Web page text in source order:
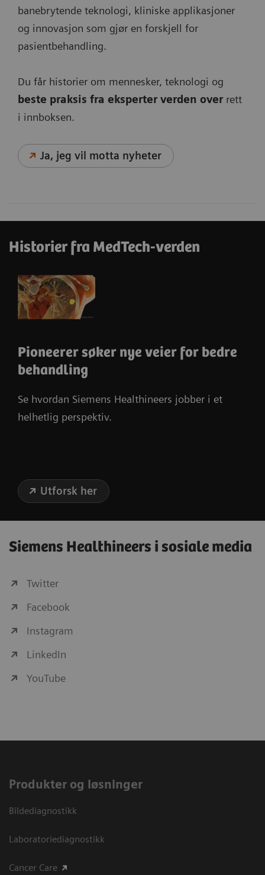
banebrytende teknologi, kliniske applikasjoner
og innovasjon som gjør en forskjell for
pasientbehandling.
Du får historier om mennesker, teknologi og
beste praksis fra eksperter verden over rett
i innboksen.
Ja, jeg vil motta nyheter
Historier fra MedTech-verden
Pioneerer søker nye veier for bedre
behandling
Se hvordan Siemens Healthineers jobber i et
helhetlig perspektiv.
Utforsk her
Siemens Healthineers i sosiale media
Twitter
Facebook
Instagram
LinkedIn
YouTube
Produkter og løsninger
Bildediagnostikk
Laboratoriediagnostikk
Cancer Care